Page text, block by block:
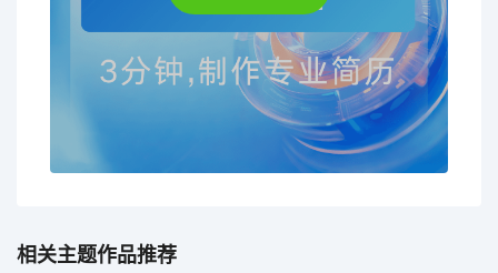
相关主题作品推荐